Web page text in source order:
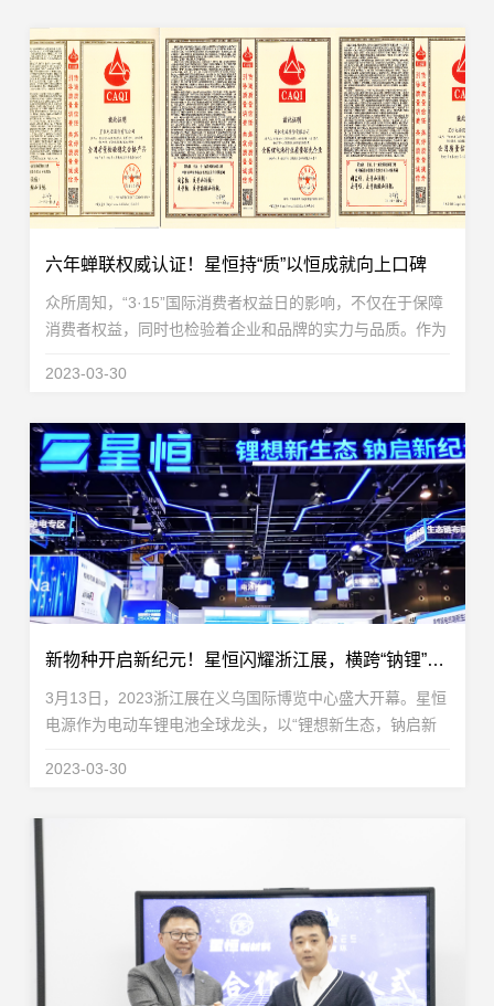
六年蝉联权威认证！星恒持“质”以恒成就向上口碑
众所周知，“3·15”国际消费者权益日的影响，不仅在于保障
消费者权益，同时也检验着企业和品牌的实力与品质。作为
单单的口号，而是企业与品牌要实实在在担...
2023-03-30
新物种开启新纪元！星恒闪耀浙江展，横跨“钠锂”引全场瞩目
3月13日，2023浙江展在义乌国际博览中心盛大开幕。星恒
电源作为电动车锂电池全球龙头，以“锂想新生态，钠启新
展，星恒引领趋势，看点十足。“第一代全气候超跑钠...
2023-03-30